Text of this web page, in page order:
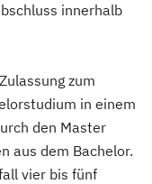
innerhalb
zum
in einem
den Master
aus dem Bachelor.
vier bis fünf